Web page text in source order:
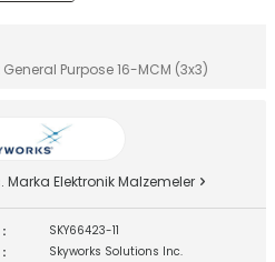
General Purpose 16-MCM (3x3)
Elektronik Malzemeler
: SKY66423-11
: Skyworks Solutions Inc.